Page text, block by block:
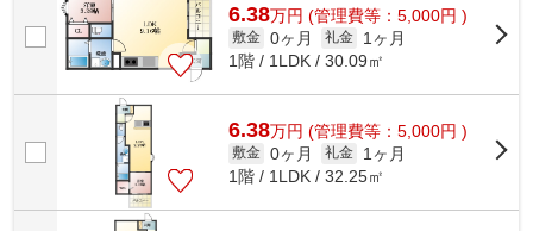
6.38万円 (管理費等：5,000円 )
敷金 0ヶ月 礼金
1ヶ月
1階 / 1LDK / 30.09㎡
6.38万円 (管理費等：5,000円 )
敷金 0ヶ月 礼金
1ヶ月
1階 / 1LDK / 32.25㎡